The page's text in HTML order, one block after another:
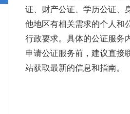
证、财产公证、学历公证、
他地区有相关需求的个人和
行政要求。具体的公证服务
申请公证服务前，建议直接
站获取最新的信息和指南。